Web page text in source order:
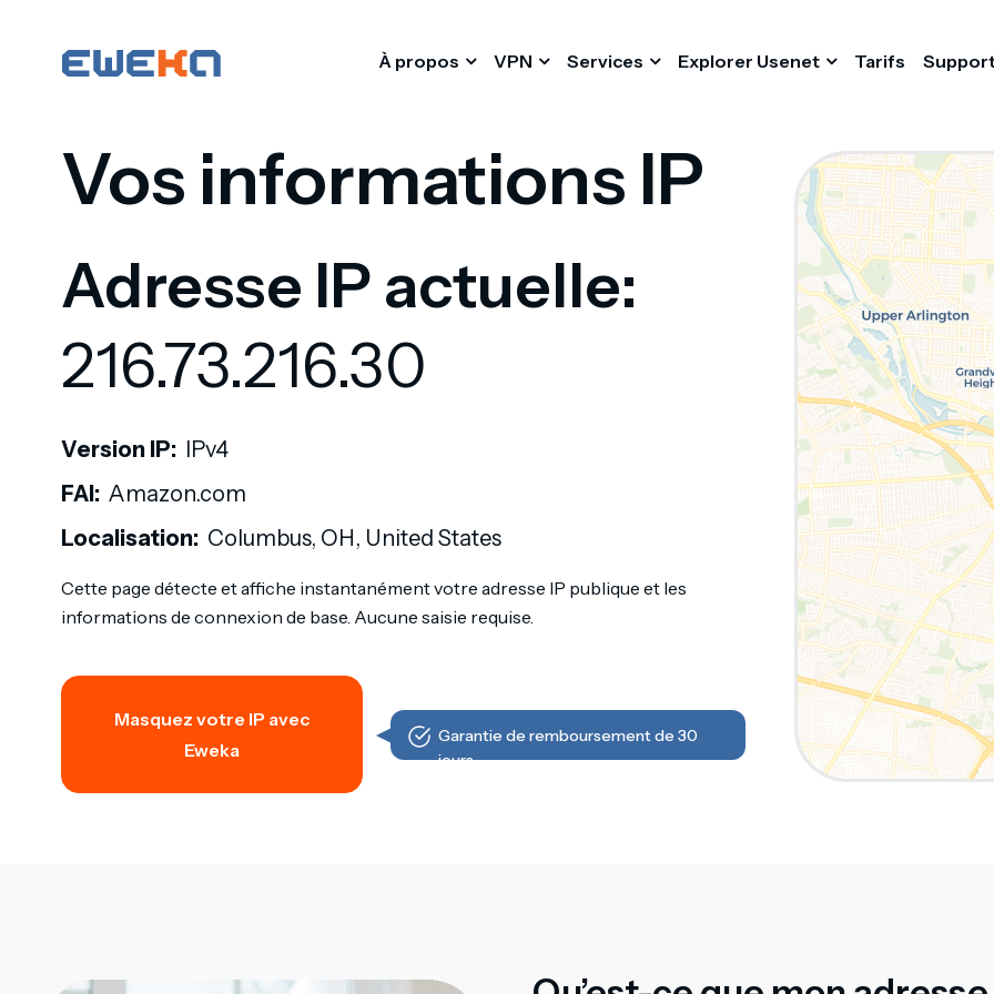
À propos VPN Services Explorer Usenet Tarifs
Vos informations IP
Adresse IP actuelle:
216.73.216.30
Version IP: IPv4
FAI: Amazon.com
Localisation: Columbus, OH, United States
Cette page détecte et affiche instantanément votre adresse IP publique et les
informations de connexion de base. Aucune saisie requise.
Masquez votre IP avec
Eweka
Garantie de remboursement de 30
jours